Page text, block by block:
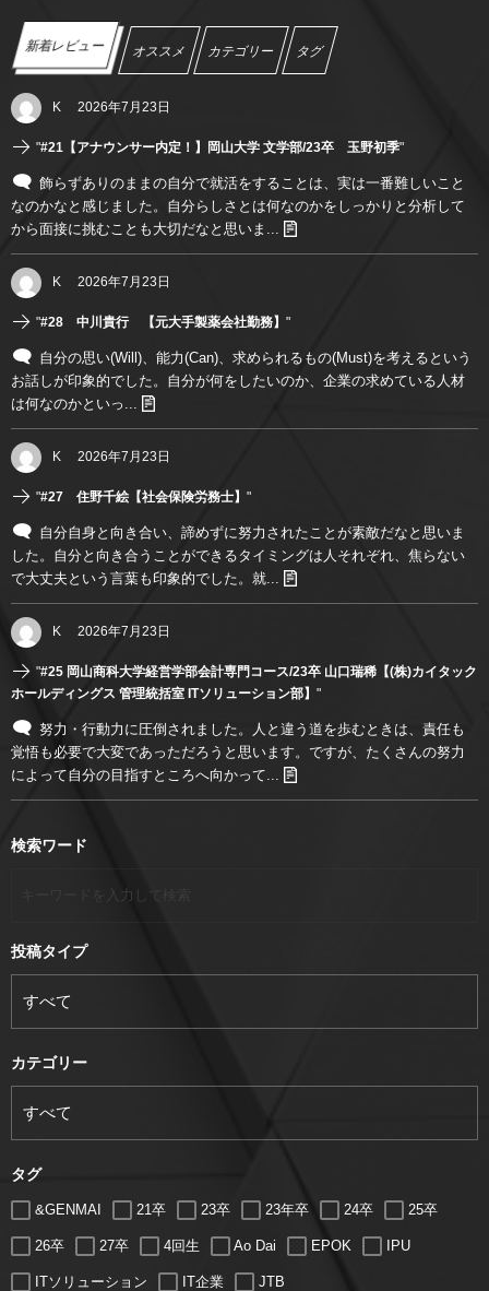
新着レビュー オススメ カテゴリー タグ
K 2026年7月23日
"#21【アナウンサー内定！】岡山大学 文学部/23卒 玉野初季"
飾らずありのままの自分で就活をすることは、実は一番難しいこと
なのかなと感じました。自分らしさとは何なのかをしっかりと分析して
から面接に挑むことも大切だなと思いま...
K 2026年7月23日
"#28 中川貴行 【元大手製薬会社勤務】 "
自分の思い(Will)、能力(Can)、求められるもの(Must)を考えるという
お話しが印象的でした。自分が何をしたいのか、企業の求めている人材
は何なのかといっ...
K 2026年7月23日
"#27 住野千絵【社会保険労務士】 "
自分自身と向き合い、諦めずに努力されたことが素敵だなと思いま
した。自分と向き合うことができるタイミングは人それぞれ、焦らない
で大丈夫という言葉も印象的でした。就...
K 2026年7月23日
"#25 岡山商科大学経営学部会計専門コース/23卒 山口瑞稀【(株)カイタック
ホールディングス 管理統括室 ITソリューション部】 "
努力・行動力に圧倒されました。人と違う道を歩むときは、責任も
覚悟も必要で大変であっただろうと思います。ですが、たくさんの努力
によって自分の目指すところへ向かって...
検索ワード
投稿タイプ
カテゴリー
タグ
&GENMAI 21卒 23卒 23年卒 24卒 25卒
26卒 27卒 4回生 Ao Dai EPOK IPU
ITソリューション IT企業 JTB